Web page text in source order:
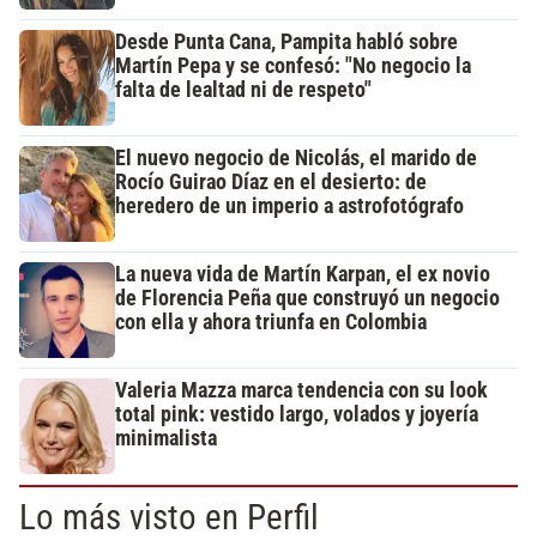
Desde Punta Cana, Pampita habló sobre
Martín Pepa y se confesó: "No negocio la
falta de lealtad ni de respeto"
El nuevo negocio de Nicolás, el marido de
Rocío Guirao Díaz en el desierto: de
heredero de un imperio a astrofotógrafo
La nueva vida de Martín Karpan, el ex novio
de Florencia Peña que construyó un negocio
con ella y ahora triunfa en Colombia
Valeria Mazza marca tendencia con su look
total pink: vestido largo, volados y joyería
minimalista
Lo más visto en Perfil